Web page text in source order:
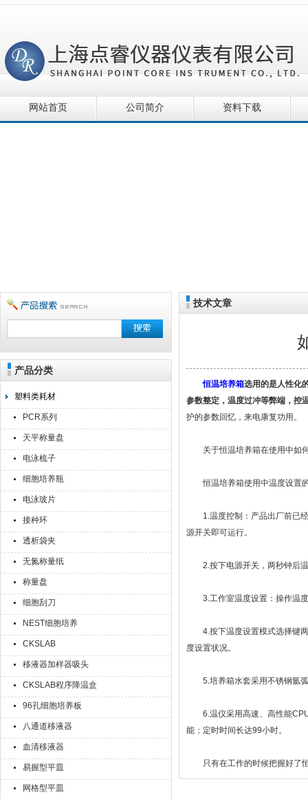
上海点睿仪器仪表有限公司
网站首页 公司简介 资料下载
产品分类
塑料类耗材
PCR系列
天平称量盘
电泳梳子
细胞培养瓶
电泳玻片
接种环
透析袋夹
无氮称量纸
称量盘
细胞刮刀
NEST细胞培养
CKSLAB
移液器加样器吸头
CKSLAB程序降温盒
96孔细胞培养板
八通道移液器
血清移液器
易握型平皿
网格型平皿
技术文章
恒温培养箱选用的是人性化
参数整定，温度过冲等弊端，控
护的参数回忆，来电康复功用。
关于恒温培养箱在使用中如何
恒温培养箱使用中温度设置
1.温度控制：产品出厂前已经
源开关即可运行。
2.按下电源开关，两秒钟后温
3.工作室温度设置：操作温度
4.按下温度设置模式选择键两
度设置状况。
5.培养箱水套采用不锈钢氩弧
6.温仪采用高速、高性能CPU
能；定时时间长达99小时。
只有在工作的时候把握好了恒